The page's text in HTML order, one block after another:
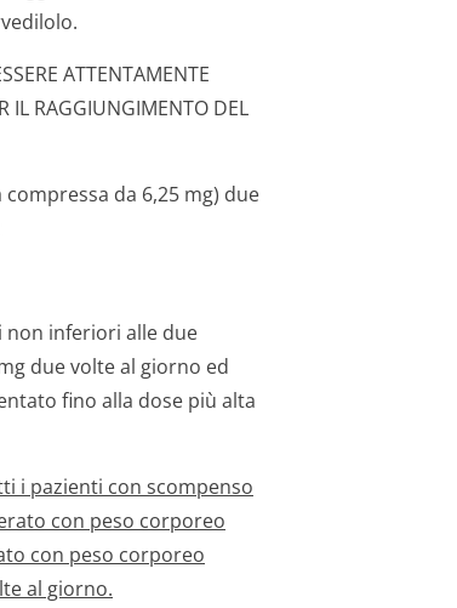
ATTENTAMENTE
IL RAGGIUNGIMENTO DEL
da 6,25 mg) due
non inferiori alle due
due volte al giorno ed
fino alla dose più alta
i pazienti con scompenso
con peso corporeo
con peso corporeo
al giorno.